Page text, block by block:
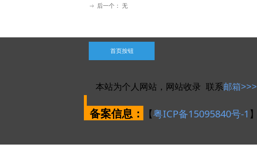
ꁹ 后一个： 无
首页按钮
本站为个人网站，网站收录 联系邮箱>>>
备案信息： 【粤ICP备15095840号-1 】